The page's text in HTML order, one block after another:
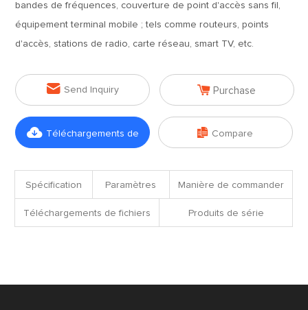
bandes de fréquences, couverture de point d'accès sans fil,
équipement terminal mobile ; tels comme routeurs, points
d'accès, stations de radio, carte réseau, smart TV, etc.
 Send Inquiry  Purchase
 Téléchargements de  Compare
Spécification Paramètres Manière de commander
Téléchargements de fichiers Produits de série